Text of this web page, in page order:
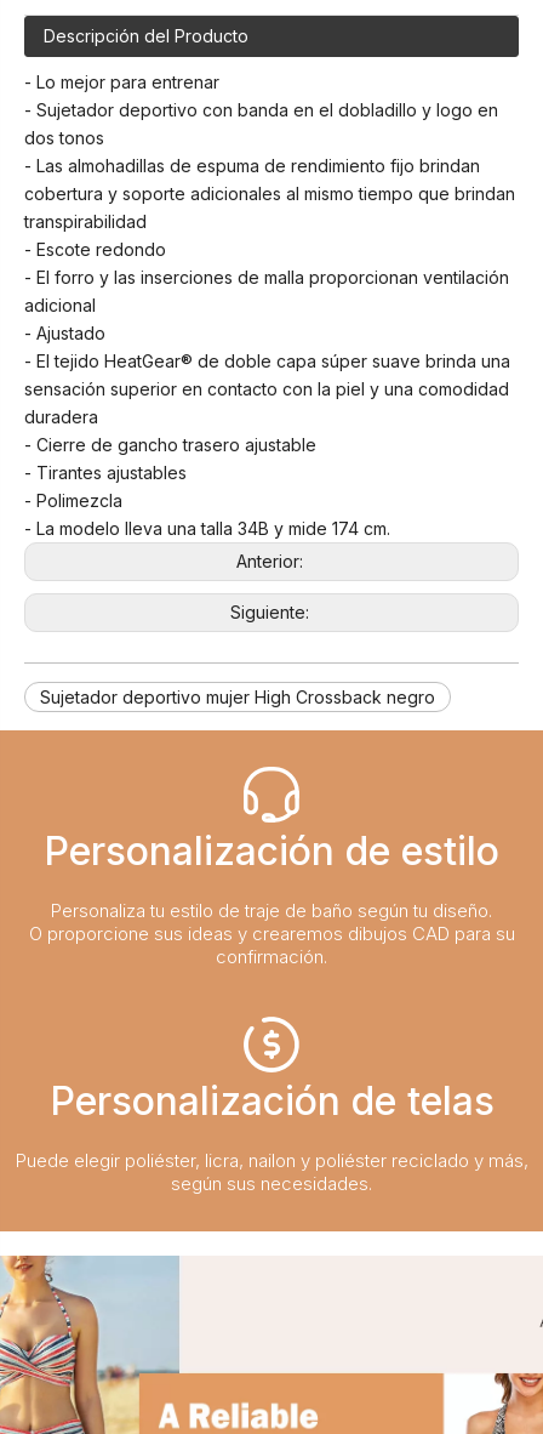
Descripción del Producto
- Lo mejor para entrenar
- Sujetador deportivo con banda en el dobladillo y logo en
dos tonos
- Las almohadillas de espuma de rendimiento fijo brindan
cobertura y soporte adicionales al mismo tiempo que brindan
transpirabilidad
- Escote redondo
- El forro y las inserciones de malla proporcionan ventilación
adicional
- Ajustado
- El tejido HeatGear® de doble capa súper suave brinda una
sensación superior en contacto con la piel y una comodidad
duradera
- Cierre de gancho trasero ajustable
- Tirantes ajustables
- Polimezcla
- La modelo lleva una talla 34B y mide 174 cm.
Anterior:
Siguiente:
Sujetador deportivo mujer High Crossback negro
Personalización de estilo
Personaliza tu estilo de traje de baño según tu diseño.
O proporcione sus ideas y crearemos dibujos CAD para su
confirmación.
Personalización de telas
Puede elegir poliéster, licra, nailon y poliéster reciclado y más,
según sus necesidades.